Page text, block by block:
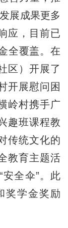
展成果更多
应，目前已
全覆盖。在
区）开展了
开展慰问困
岭村携手广
趣班课程教
传统文化的
教育主题活
全伞”。此
奖学金奖励